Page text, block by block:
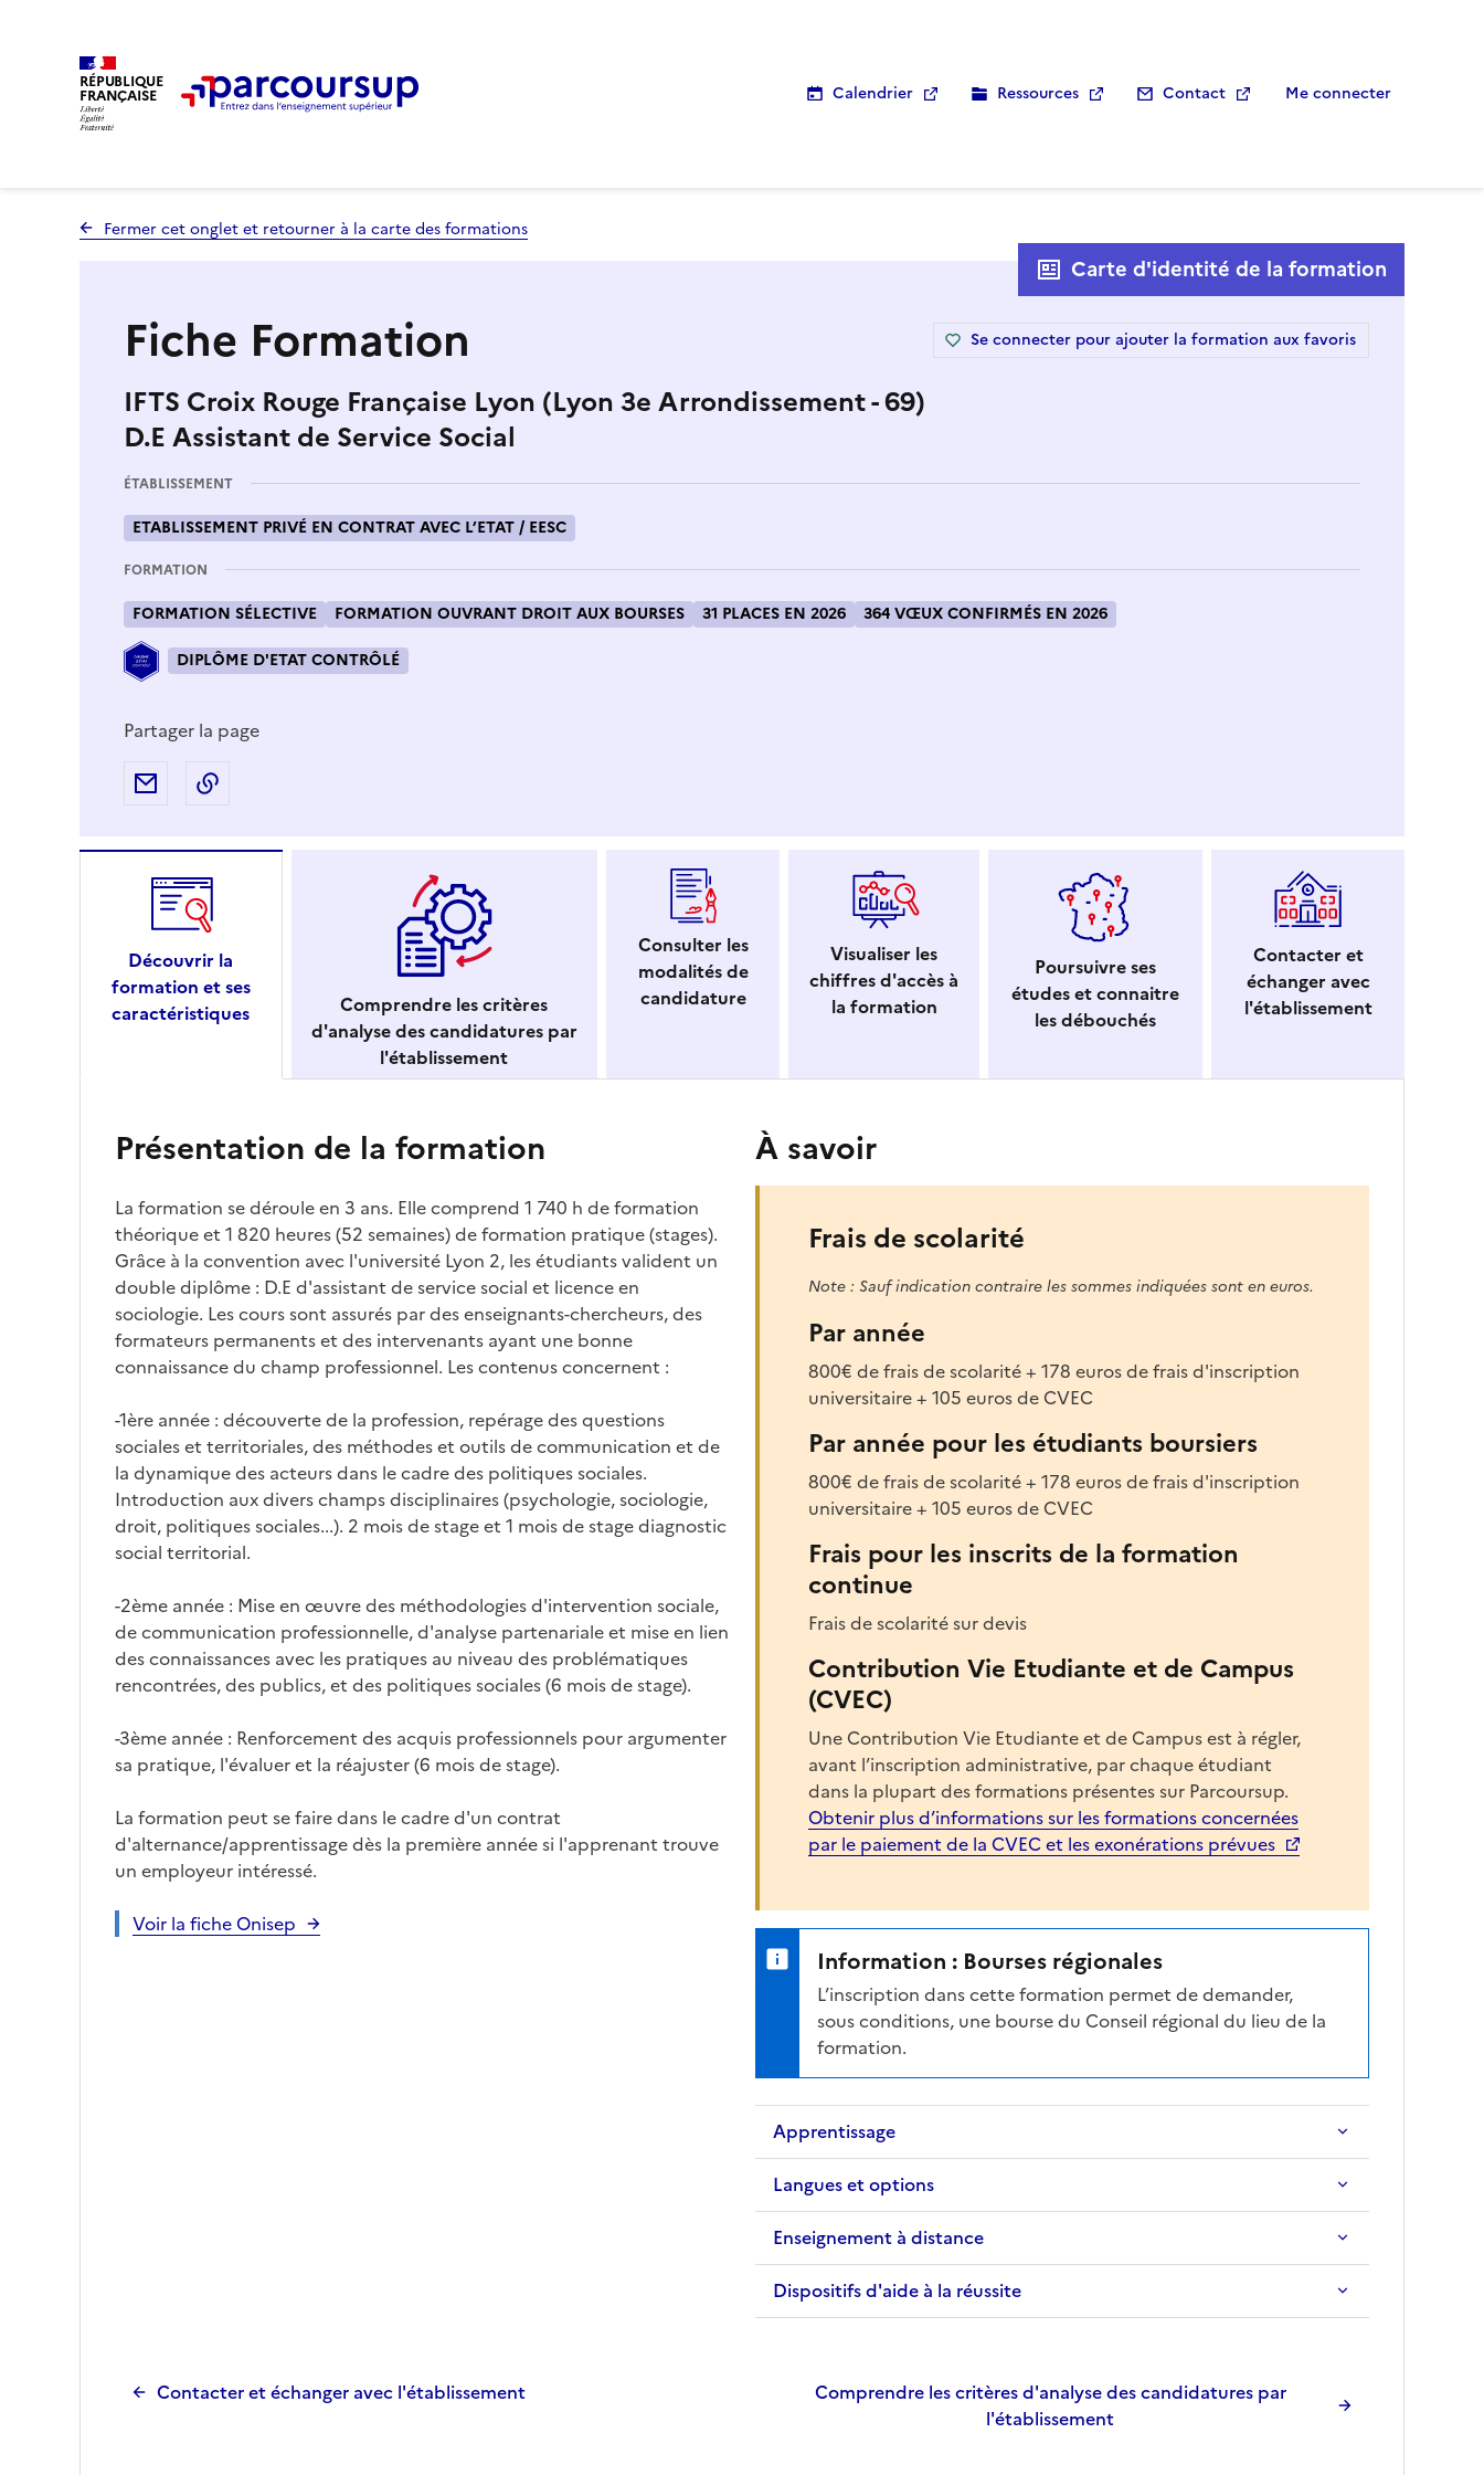
RÉPUBLIQUE
FRANÇAISE Calendrier Ressources Contact Me connecter
Fermer cet onglet et retourner à la carte des formations
Fiche Formation
IFTS Croix Rouge Française Lyon (Lyon 3e Arrondissement - 69)
D.E Assistant de Service Social
Carte d'identité de la formation
Se connecter pour ajouter la formation aux favoris
ÉTABLISSEMENT
ETABLISSEMENT PRIVÉ EN CONTRAT AVEC L’ETAT / EESC
FORMATION
FORMATION SÉLECTIVE FORMATION OUVRANT DROIT AUX BOURSES 31 PLACES EN 2026 364 VŒUX CONFIRMÉS EN 2026
DIPLÔME D'ETAT CONTRÔLÉ
Partager la page
Partager par e-mail
Découvrir la
formation et ses
caractéristiques
Comprendre les critères
d'analyse des candidatures par
l'établissement
Consulter les
modalités de
candidature
Visualiser les
chiffres d'accès à
la formation
Poursuivre ses
études et connaitre
les débouchés
Contacter et
échanger avec
l'établissement
Présentation de la formation
La formation se déroule en 3 ans. Elle comprend 1 740 h de formation
théorique et 1 820 heures (52 semaines) de formation pratique (stages).
Grâce à la convention avec l'université Lyon 2, les étudiants valident un
double diplôme : D.E d'assistant de service social et licence en
sociologie. Les cours sont assurés par des enseignants-chercheurs, des
formateurs permanents et des intervenants ayant une bonne
connaissance du champ professionnel. Les contenus concernent :
-1ère année : découverte de la profession, repérage des questions
sociales et territoriales, des méthodes et outils de communication et de
la dynamique des acteurs dans le cadre des politiques sociales.
Introduction aux divers champs disciplinaires (psychologie, sociologie,
droit, politiques sociales...). 2 mois de stage et 1 mois de stage diagnostic
social territorial.
-2ème année : Mise en œuvre des méthodologies d'intervention sociale,
de communication professionnelle, d'analyse partenariale et mise en lien
des connaissances avec les pratiques au niveau des problématiques
rencontrées, des publics, et des politiques sociales (6 mois de stage).
-3ème année : Renforcement des acquis professionnels pour argumenter
sa pratique, l'évaluer et la réajuster (6 mois de stage).
La formation peut se faire dans le cadre d'un contrat
d'alternance/apprentissage dès la première année si l'apprenant trouve
un employeur intéressé.
Voir la fiche Onisep
À savoir
Frais de scolarité
Note : Sauf indication contraire les sommes indiquées sont en euros.
Par année
800€ de frais de scolarité + 178 euros de frais d'inscription
universitaire + 105 euros de CVEC
Par année pour les étudiants boursiers
800€ de frais de scolarité + 178 euros de frais d'inscription
universitaire + 105 euros de CVEC
Frais pour les inscrits de la formation
continue
Frais de scolarité sur devis
Contribution Vie Etudiante et de Campus
(CVEC)
Une Contribution Vie Etudiante et de Campus est à régler,
avant l’inscription administrative, par chaque étudiant
dans la plupart des formations présentes sur Parcoursup.
Obtenir plus d’informations sur les formations concernées
par le paiement de la CVEC et les exonérations prévues
Information : Bourses régionales
L’inscription dans cette formation permet de demander,
sous conditions, une bourse du Conseil régional du lieu de la
formation.
Apprentissage
Langues et options
Enseignement à distance
Dispositifs d'aide à la réussite
Contacter et échanger avec l'établissement
Comprendre les critères d'analyse des candidatures par
l'établissement